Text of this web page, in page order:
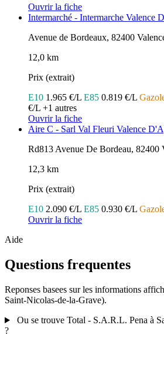
Ouvrir la fiche
Intermarché - Intermarche Valence
Avenue de Bordeaux, 82400
12,0 km
Prix (extrait)
E10 1.965 €/L E85 0.819 €/L
€/L +1 autres
Ouvrir la fiche
Aire C - Sarl Val Fleuri Valence
Rd813 Avenue De Bordeau, 82400
12,3 km
Prix (extrait)
E10 2.090 €/L E85 0.930 €/L
Ouvrir la fiche
Aide
Questions frequentes
Reponses basees sur les informations
Saint-Nicolas-de-la-Grave).
Ou se trouve Total - S.A.R.L. Pena à
?